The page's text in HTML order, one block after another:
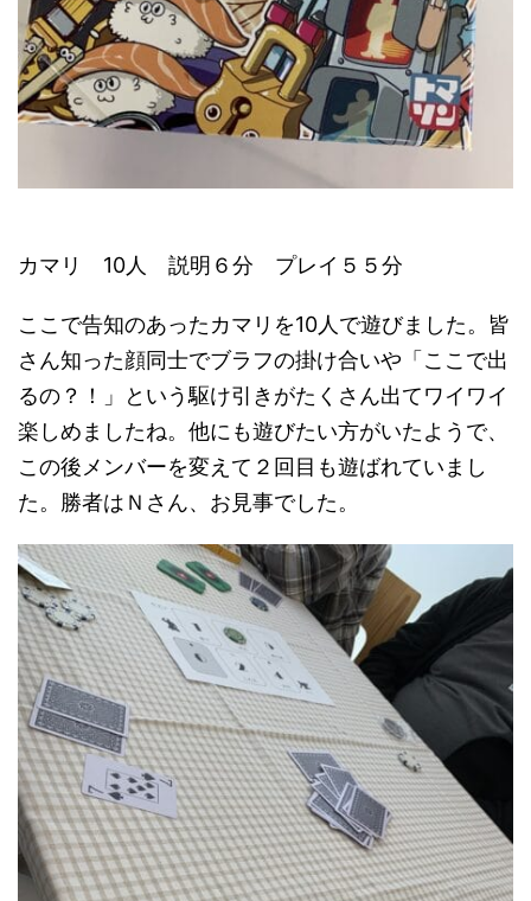
カマリ 10人 説明６分 プレイ５５分
ここで告知のあったカマリを10人で遊びました。皆
さん知った顔同士でブラフの掛け合いや「ここで出
るの？！」という駆け引きがたくさん出てワイワイ
楽しめましたね。他にも遊びたい方がいたようで、
この後メンバーを変えて２回目も遊ばれていまし
た。勝者はＮさん、お見事でした。